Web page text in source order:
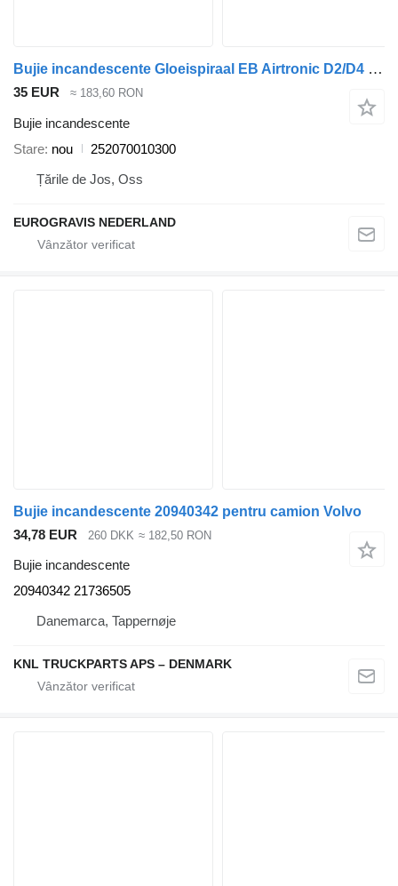
Bujie incandescente Gloeispiraal EB Airtronic D2/D4 24V OE EBERSPACHER 252070010300 pentru cap tractor
35 EUR ≈ 183,60 RON
Bujie incandescente
Stare nou
252070010300
Țările de Jos, Oss
EUROGRAVIS NEDERLAND
Bujie incandescente 20940342 pentru camion Volvo
34,78 EUR
260 DKK ≈ 182,50 RON
Bujie incandescente
20940342 21736505
Danemarca, Tappernøje
KNL TRUCKPARTS APS – DENMARK